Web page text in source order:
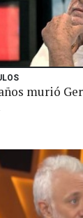
murió